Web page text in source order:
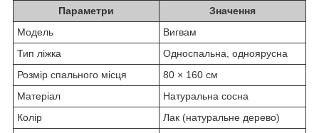
Параметри
Значення
Модель
Вигвам
Тип ліжка
Односпальна, одноярусна
Розмір спального місця
80 × 160 см
Матеріал
Натуральна сосна
Колір
Лак (натуральне дерево)